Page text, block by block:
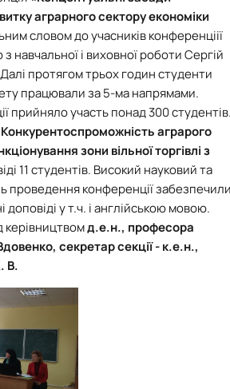
аспіранта
аграрного сектору економіки
словом до учасників конференціії
навчальної і виховної роботи Сергій
протягом трьох годин студенти
працювали за 5-ма напрямами.
прийняло участь понад 300
аграрого
зони вільної торгівлі з
11 студентів. Високий науковий та
проведення конференції
доповіді у т.ч. і англійською мовою.
керівництвомд.е.н., професора
секретар секції - к.е.н.,
В.